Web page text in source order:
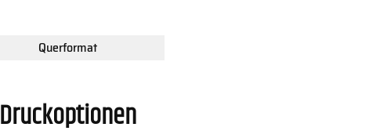
Querformat
Druckoptionen